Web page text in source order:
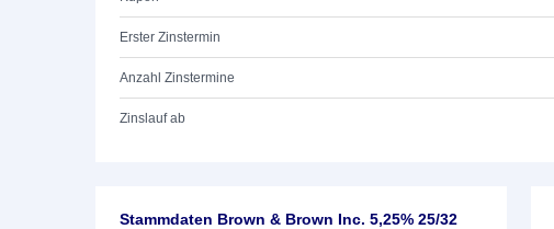
Erster Zinstermin
Anzahl Zinstermine
Zinslauf ab
Stammdaten Brown & Brown Inc. 5,25% 25/32